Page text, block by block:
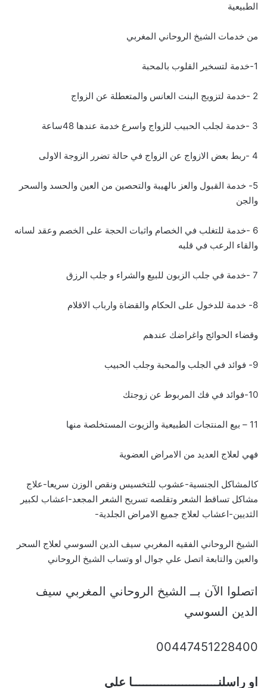
الطبيعية
من خدمات الشيخ الروحاني المغربي
1-خدمة لتسخير القلوب بالمحبة
2 -خدمة لتزويج البنت العانس والمتعطلة عن الزواج
3 -خدمة لجلب الحبيب للزواج واسرع خدمة عندها 48ساعة
4 -ربط بعض الازواج عن الزواج في حالة تضرر الزوجة الاولى
5- خدمة القبول والعز ىالهيبة والتحصين من العين والحسد والسحر
والجن
6 -خدمة للتغلب في الخصام واثبات الحجة على الخصم وعقد لسانه
والقاء الرعب في قلبه
7 -خدمة في جلب الزبون للبيع والشراء و جلب الرزق
8- خدمة للدخول على الحكام والقضاة وارباب الاقلام
وقضاء الحوائج واغراضك عندهم
9- فوائد في الجلب والمحبة وجلب الحبيب
10-فوائد في فك المربوط عن زوجتك
11 – بيع المنتجات الطبيعية والزيوت المستخلصة منها
فهي لعلاج العديد من الامراض العضوية
كالمشاكل الجنسية-عشوب للتخسيس ونقص الوزن سريعا-علاج
مشاكل تساقط الشعر وتقلصه تسريح الشعر المجعد-اعشاب لكبير
الثديين-اعشاب لعلاج جميع الامراض الجلدية-
الشيخ الروحاني الفقيه المغربي سيف الدين السوسي لعلاج السحر
والعين والتابعة اتصل علي جوال او وتساب الشيخ الروحاني
اتصلوا الآن بــ الشيخ الروحاني المغربي سيف
الدين السوسي
00447451228400
او راسلنــــــــــــــــــــــــا علي